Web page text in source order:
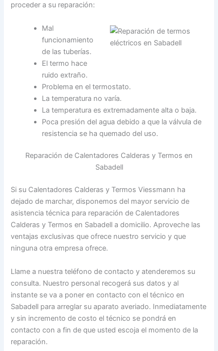
proceder a su reparación:
Mal
funcionamiento
de las tuberías.
El termo hace
ruido extraño.
Problema en el termostato.
La temperatura no varía.
La temperatura es extremadamente alta o baja.
Poca presión del agua debido a que la válvula de
resistencia se ha quemado del uso.
Reparación de Calentadores Calderas y Termos en
Sabadell
Si su Calentadores Calderas y Termos Viessmann ha
dejado de marchar, disponemos del mayor servicio de
asistencia técnica para reparación de Calentadores
Calderas y Termos en Sabadell a domicilio. Aproveche las
ventajas exclusivas que ofrece nuestro servicio y que
ninguna otra empresa ofrece.
Llame a nuestra teléfono de contacto y atenderemos su
consulta. Nuestro personal recogerá sus datos y al
instante se va a poner en contacto con el técnico en
Sabadell para arreglar su aparato averiado. Inmediatamente
y sin incremento de costo el técnico se pondrá en
contacto con a fin de que usted escoja el momento de la
reparación.